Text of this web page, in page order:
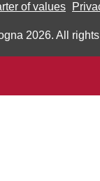
of values
2026. All